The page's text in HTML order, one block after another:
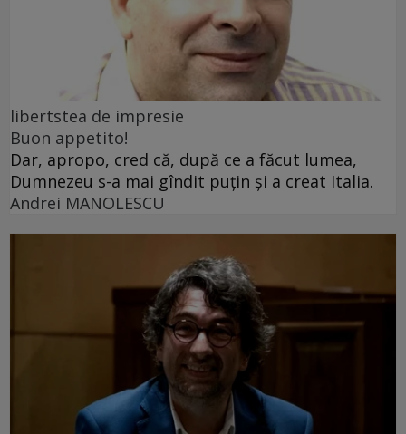
libertstea de impresie
Buon appetito!
Dar, apropo, cred că, după ce a făcut lumea,
Dumnezeu s-a mai gîndit puțin și a creat Italia.
Andrei MANOLESCU